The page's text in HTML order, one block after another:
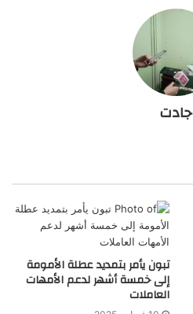
جادت
تبون يأمر بتمديد عطلة الأمومة
إلى خمسة أشهر لدعم الأمهات
العاملات